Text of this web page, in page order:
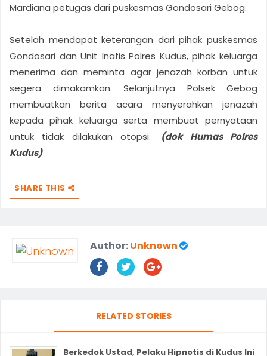
Mardiana petugas dari puskesmas Gondosari Gebog.
Setelah mendapat keterangan dari pihak puskesmas
Gondosari dan Unit Inafis Polres Kudus, pihak keluarga
menerima dan meminta agar jenazah korban untuk
segera dimakamkan. Selanjutnya Polsek Gebog
membuatkan berita acara menyerahkan jenazah
kepada pihak keluarga serta membuat pernyataan
untuk tidak dilakukan otopsi.
(dok Humas Polres
Kudus)
SHARE THIS
Author:Unknown
RELATED STORIES
Berkedok Ustad, Pelaku Hipnotis di Kudus Ini